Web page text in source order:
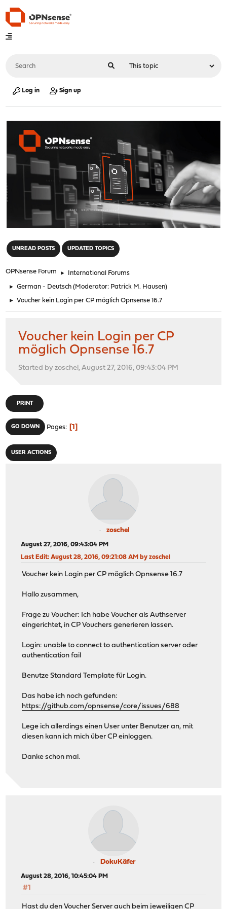
Log in Sign up
UNREAD POSTS UPDATED TOPICS
OPNsense Forum ► International Forums
► German - Deutsch (Moderator: Patrick M. Hausen)
► Voucher kein Login per CP möglich Opnsense 16.7
Voucher kein Login per CP
möglich Opnsense 16.7
Started by zoschel, August 27, 2016, 09:43:04 PM
PRINT
GO DOWN Pages 1
USER ACTIONS
zoschel
August 27, 2016, 09:43:04 PM
Last Edit: August 28, 2016, 09:21:08 AM by zoschel
Voucher kein Login per CP möglich Opnsense 16.7
Hallo zusammen,
Frage zu Voucher: Ich habe Voucher als Authserver
eingerichtet, in CP Vouchers generieren lassen.
Login: unable to connect to authentication server oder
authentication fail
Benutze Standard Template für Login.
Das habe ich noch gefunden:
https://github.com/opnsense/core/issues/688
Lege ich allerdings einen User unter Benutzer an, mit
diesen kann ich mich über CP einloggen.
Danke schon mal.
DokuKäfer
August 28, 2016, 10:45:04 PM
#1
Hast du den Voucher Server auch beim jeweiligen CP